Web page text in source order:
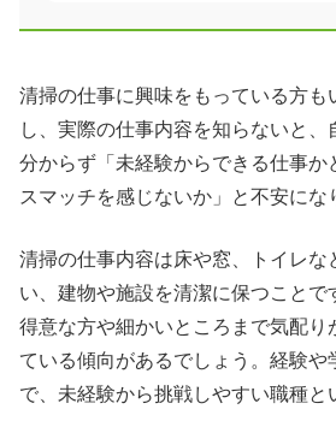
清掃の仕事に興味をもっている方も
し、実際の仕事内容を知らないと
分からず「未経験からできる仕事か
スマッチを感じないか」と不安にな
清掃の仕事内容は床や窓、トイレな
い、建物や施設を清潔に保つこと
得意な方や細かいところまで気配り
ている傾向があるでしょう。経験
で、未経験から挑戦しやすい職種と